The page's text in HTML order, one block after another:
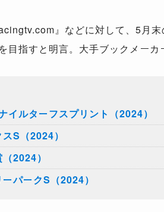
』などに対して、5月
目指すと明言。大手ブックメー
イルターフスプリント（2024）
S（2024）
2024）
パークS（2024）